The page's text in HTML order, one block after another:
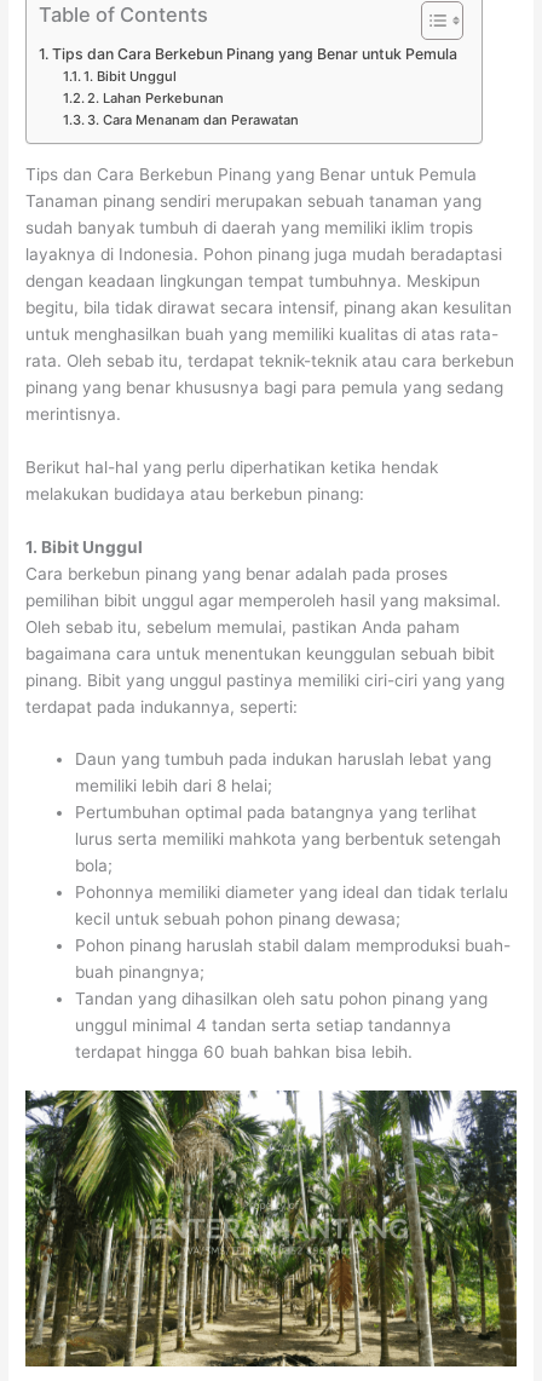
Table of Contents
Tips dan Cara Berkebun Pinang yang Benar untuk Pemula
1. Bibit Unggul
2. Lahan Perkebunan
3. Cara Menanam dan Perawatan
Tips dan Cara Berkebun Pinang yang Benar untuk Pemula
Tanaman pinang sendiri merupakan sebuah tanaman yang
sudah banyak tumbuh di daerah yang memiliki iklim tropis
layaknya di Indonesia. Pohon pinang juga mudah beradaptasi
dengan keadaan lingkungan tempat tumbuhnya. Meskipun
begitu, bila tidak dirawat secara intensif, pinang akan kesulitan
untuk menghasilkan buah yang memiliki kualitas di atas rata-
rata. Oleh sebab itu, terdapat teknik-teknik atau cara berkebun
pinang yang benar khususnya bagi para pemula yang sedang
merintisnya.
Berikut hal-hal yang perlu diperhatikan ketika hendak
melakukan budidaya atau berkebun pinang:
1. Bibit Unggul
Cara berkebun pinang yang benar adalah pada proses
pemilihan bibit unggul agar memperoleh hasil yang maksimal.
Oleh sebab itu, sebelum memulai, pastikan Anda paham
bagaimana cara untuk menentukan keunggulan sebuah bibit
pinang. Bibit yang unggul pastinya memiliki ciri-ciri yang yang
terdapat pada indukannya, seperti:
Daun yang tumbuh pada indukan haruslah lebat yang
memiliki lebih dari 8 helai;
Pertumbuhan optimal pada batangnya yang terlihat
lurus serta memiliki mahkota yang berbentuk setengah
bola;
Pohonnya memiliki diameter yang ideal dan tidak terlalu
kecil untuk sebuah pohon pinang dewasa;
Pohon pinang haruslah stabil dalam memproduksi buah-
buah pinangnya;
Tandan yang dihasilkan oleh satu pohon pinang yang
unggul minimal 4 tandan serta setiap tandannya
terdapat hingga 60 buah bahkan bisa lebih.